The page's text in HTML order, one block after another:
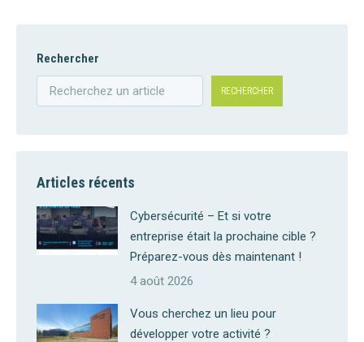
Rechercher
RECHERCHER
Articles récents
Cybersécurité – Et si votre
entreprise était la prochaine cible ?
Préparez-vous dès maintenant !
4 août 2026
Vous cherchez un lieu pour
développer votre activité ?